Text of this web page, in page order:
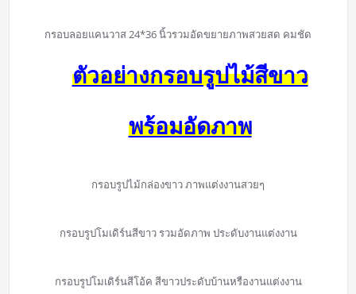
กรอบลอยแคนวาส 24*36 นิ้วรวมอัดขยายภาพสวยสด คมชัด
ตัวอย่างกรอบรูปไม้สีขาว
พร้อมอัดภาพ
กรอบรูปไม้กล่องขาว ภาพแต่งงานสวยๆ
กรอบรูปโมเดิร์นสีขาว รวมอัดภาพ ประดับงานแต่งงาน
กรอบรูปโมเดิร์นสีโอ้ค สีขาวประดับบ้านหรืองานแต่งงาน